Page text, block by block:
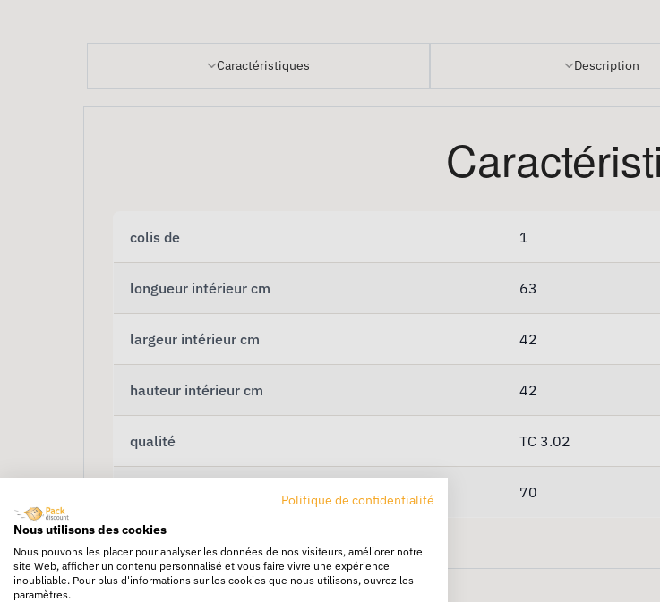
Caractéristiques Description
colis de 1
longueur intérieur cm 63
largeur intérieur cm 42
hauteur intérieur cm 42
qualité TC 3.02
70
Politique de confidentialité
Nous utilisons des cookies
Nous pouvons les placer pour analyser les données de nos visiteurs, améliorer notre
site Web, afficher un contenu personnalisé et vous faire vivre une expérience
inoubliable. Pour plus d'informations sur les cookies que nous utilisons, ouvrez les
paramètres.